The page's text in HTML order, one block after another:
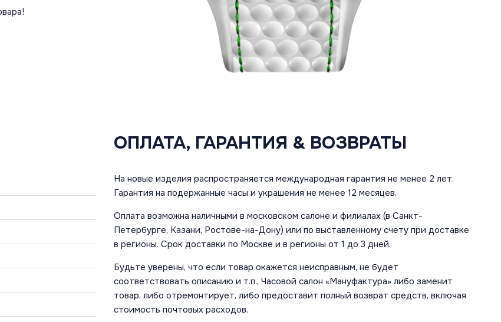
ОПЛАТА, ГАРАНТИЯ & ВОЗВРАТЫ
На новые изделия распространяется международная гарантия не менее 2 лет.
Гарантия на подержанные часы и украшения не менее 12 месяцев.
Оплата возможна наличными в московском салоне и филиалах (в Санкт-
Петербурге, Казани, Ростове-на-Дону) или по выставленному счету при доставке
в регионы. Срок доставки по Москве и в регионы от 1 до 3 дней.
Будьте уверены, что если товар окажется неисправным, не будет
соответствовать описанию и т.п., Часовой салон «Мануфактура» либо заменит
товар, либо отремонтирует, либо предоставит полный возврат средств, включая
стоимость почтовых расходов.